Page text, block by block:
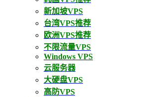
新加坡VPS
台湾VPS推荐
欧洲VPS推荐
不限流量VPS
Windows VPS
云服务器
大硬盘VPS
高防VPS